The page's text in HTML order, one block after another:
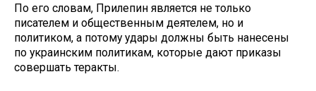
По его словам, Прилепин является не только
писателем и общественным деятелем, но и
политиком, а потому удары должны быть нанесены
по украинским политикам, которые дают приказы
совершать теракты.